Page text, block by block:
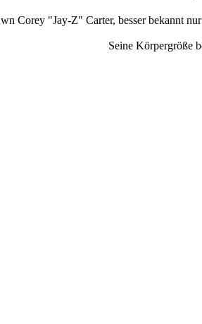
Corey "Jay-Z" Carter, besser bekannt
Seine Körpergröße